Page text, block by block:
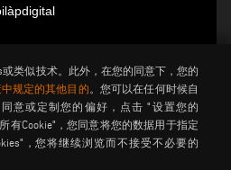
类似技术。此外，在您的同意下，您的
规定的其他目的 。您可以在任何时候自
意或定制您的偏好，点击 "设置您的
有Cookie"，您同意将您的数据用于指定
，您将继续浏览而不接受不必要的